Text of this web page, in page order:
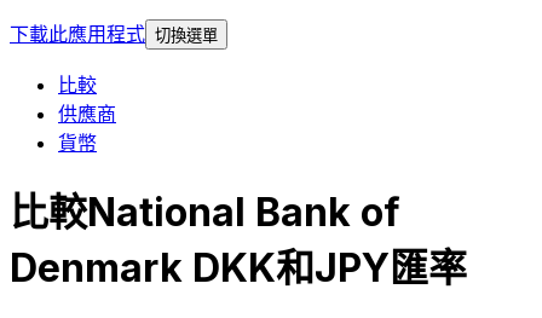
下載此應用程式 切換選單
比較
供應商
貨幣
比較National Bank of
Denmark DKK和JPY匯率